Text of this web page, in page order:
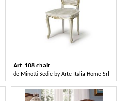
Art.108 chair
de Minotti Sedie by Arte Italia Home Srl